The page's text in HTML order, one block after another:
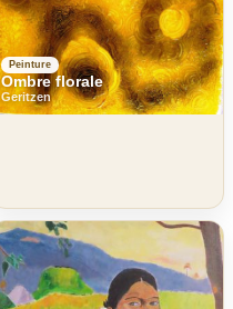
Peinture
Ombre florale
Geritzen